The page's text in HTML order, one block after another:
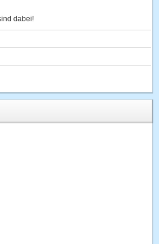
dabei!